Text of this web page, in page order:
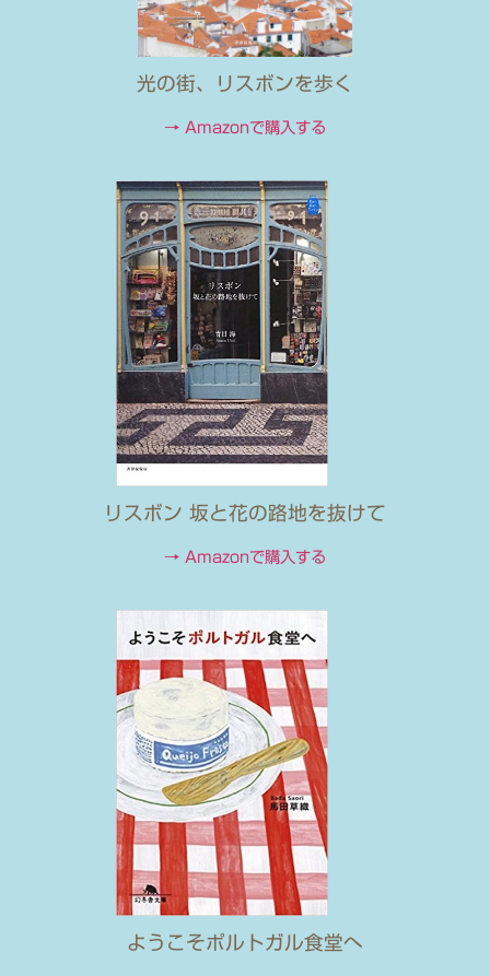
光の街、リスボンを歩く
→ Amazonで購入する
リスボン 坂と花の路地を抜けて
→ Amazonで購入する
ようこそポルトガル食堂へ